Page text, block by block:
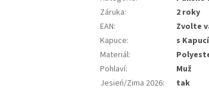
Záruka:
2 roky
EAN:
Zvolte
Kapuce:
s Kapucí
Materiál:
Pohlaví:
Muž
Jesień/Zima 2026: tak